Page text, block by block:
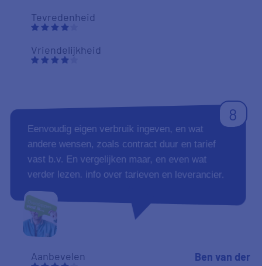
Tevredenheid
Vriendelijkheid
8
Eenvoudig eigen verbruik ingeven, en wat
andere wensen, zoals contract duur en tarief
vast b.v. En vergelijken maar, en even wat
verder lezen. info over tarieven en leverancier.
Aanbevelen
Ben van der